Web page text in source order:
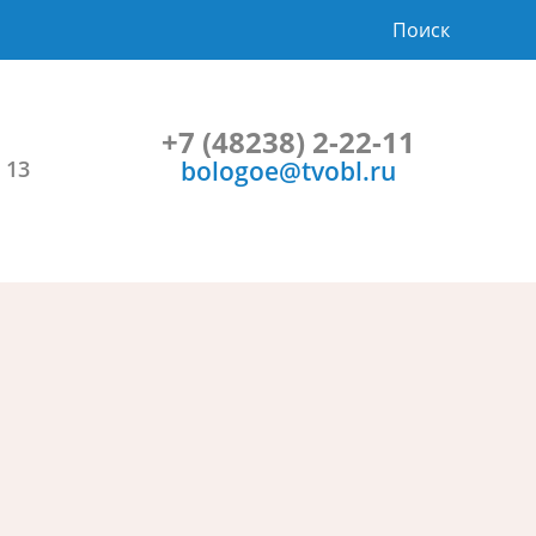
Поиск
+7 (48238) 2-22-11
bologoe@tvobl.ru